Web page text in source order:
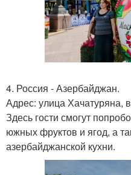
4. Россия - Азербайджан.
Адрес: улица Хачатуряна,
Здесь гости смогут
южных фруктов и ягод, а
азербайджанской кухни.